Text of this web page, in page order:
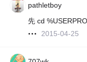
pathletboy
先 cd
2015-04-25